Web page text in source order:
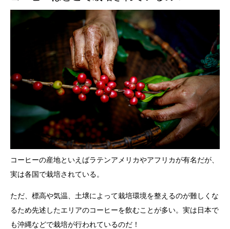
コーヒーの産地といえばラテンアメリカやアフリカが有名だが、
実は各国で栽培されている。
ただ、標高や気温、土壌によって栽培環境を整えるのが難しくな
るため先述したエリアのコーヒーを飲むことが多い。実は日本で
も沖縄などで栽培が行われているのだ！